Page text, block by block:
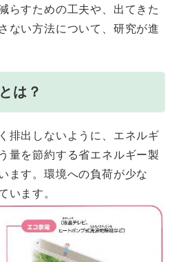
らすための工夫や、出てきた
ない方法について、研究が進
は？
排出しないように、エネルギ
量を節約する省エネルギー製
ます。環境への負荷が少な
います。